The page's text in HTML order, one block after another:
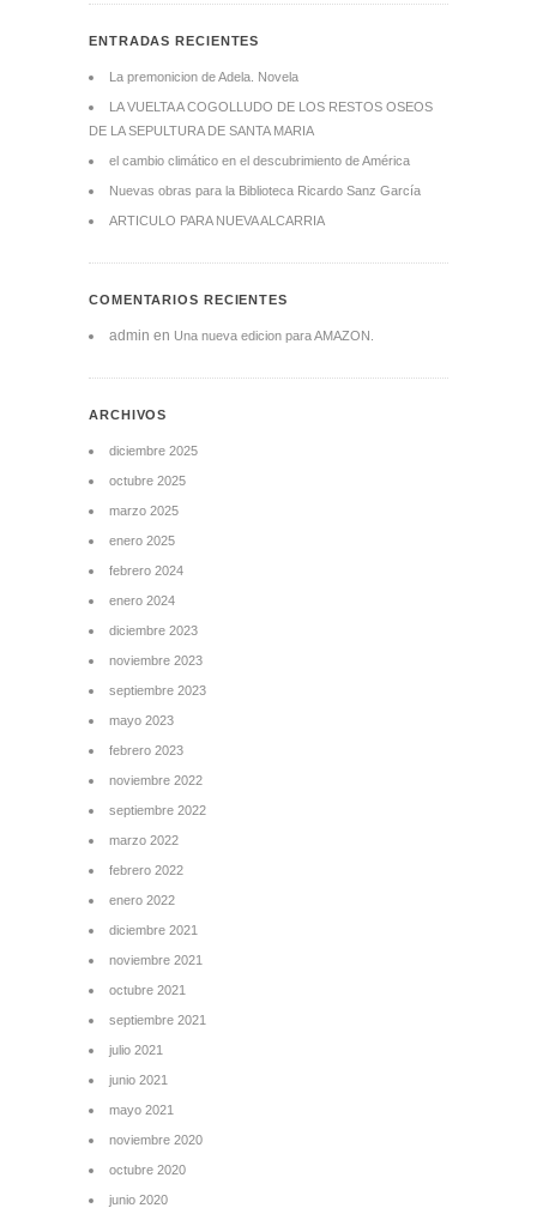
ENTRADAS RECIENTES
La premonicion de Adela. Novela
LA VUELTA A COGOLLUDO DE LOS RESTOS OSEOS
DE LA SEPULTURA DE SANTA MARIA
el cambio climático en el descubrimiento de América
Nuevas obras para la Biblioteca Ricardo Sanz García
ARTICULO PARA NUEVA ALCARRIA
COMENTARIOS RECIENTES
admin en Una nueva edicion para AMAZON.
ARCHIVOS
diciembre 2025
octubre 2025
marzo 2025
enero 2025
febrero 2024
enero 2024
diciembre 2023
noviembre 2023
septiembre 2023
mayo 2023
febrero 2023
noviembre 2022
septiembre 2022
marzo 2022
febrero 2022
enero 2022
diciembre 2021
noviembre 2021
octubre 2021
septiembre 2021
julio 2021
junio 2021
mayo 2021
noviembre 2020
octubre 2020
junio 2020